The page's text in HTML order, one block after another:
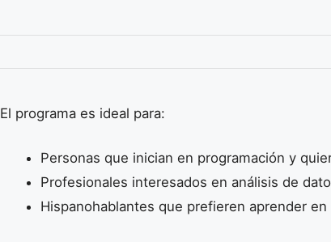
El programa es ideal para:
Personas que inician en programación y
Profesionales interesados en análisis de
Hispanohablantes que prefieren aprender en